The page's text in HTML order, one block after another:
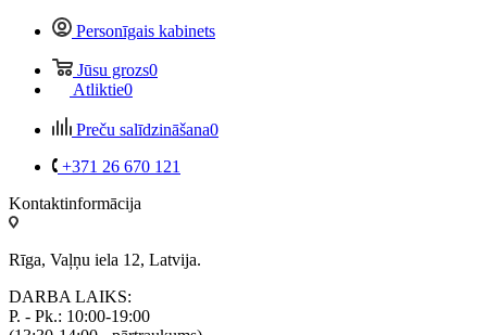
Personīgais kabinets
Jūsu grozs0
Atliktie0
Preču salīdzināšana0
+371 26 670 121
Kontaktinformācija
Rīga, Vaļņu iela 12, Latvija.
DARBA LAIKS:
P. - Pk.: 10:00-19:00